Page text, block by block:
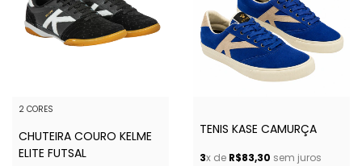
2 CORES
CHUTEIRA COURO KELME
ELITE FUTSAL
TENIS KASE CAMURÇA
3x de R$83,30 sem juros